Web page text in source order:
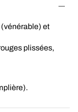
et
plissées,